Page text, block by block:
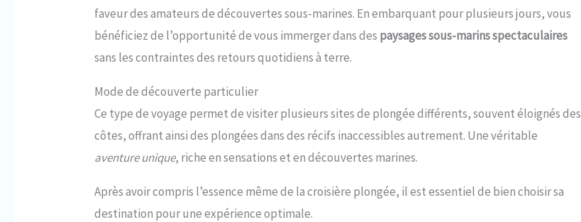
faveur des amateurs de découvertes sous-marines. En embarquant pour plusieurs jours, vous
bénéficiez de l’opportunité de vous immerger dans des paysages sous-marins spectaculaires
sans les contraintes des retours quotidiens à terre.
Mode de découverte particulier
Ce type de voyage permet de visiter plusieurs sites de plongée différents, souvent éloignés des
côtes, offrant ainsi des plongées dans des récifs inaccessibles autrement. Une véritable
aventure unique, riche en sensations et en découvertes marines.
Après avoir compris l’essence même de la croisière plongée, il est essentiel de bien choisir sa
destination pour une expérience optimale.